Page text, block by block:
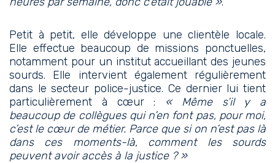
Petit à petit, elle développe une clientèle locale.
Elle effectue beaucoup de missions ponctuelles,
notamment pour un institut accueillant des jeunes
sourds. Elle intervient également régulièrement
dans le secteur police-justice. Ce dernier lui tient
particulièrement à cœur : « Même s’il y a
beaucoup de collègues qui n’en font pas, pour moi,
c’est le cœur de métier. Parce que si on n’est pas là
dans ces moments-là, comment les sourds
peuvent avoir accès à la justice ? »